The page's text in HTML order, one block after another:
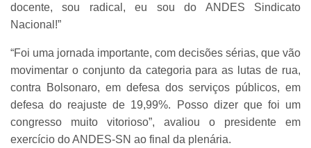
docente, sou radical, eu sou do ANDES Sindicato
Nacional!”
“Foi uma jornada importante, com decisões sérias, que vão
movimentar o conjunto da categoria para as lutas de rua,
contra Bolsonaro, em defesa dos serviços públicos, em
defesa do reajuste de 19,99%. Posso dizer que foi um
congresso muito vitorioso”, avaliou o presidente em
exercício do ANDES-SN ao final da plenária.